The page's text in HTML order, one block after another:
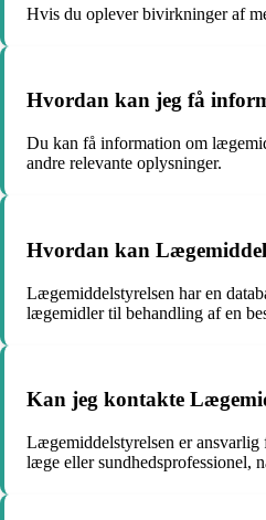
Hvis du oplever bivirkninger af
Hvordan kan jeg få
Du kan få information om
andre relevante oplysninger.
Hvordan kan
Lægemiddelstyrelsen har en
lægemidler til behandling af en
Kan jeg kontakte
Lægemiddelstyrelsen er
læge eller sundhedsprofessionel,